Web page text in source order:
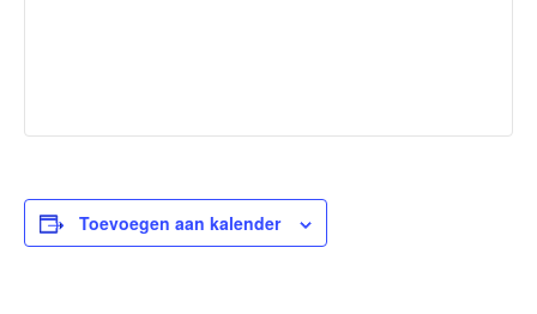
Toevoegen aan kalender